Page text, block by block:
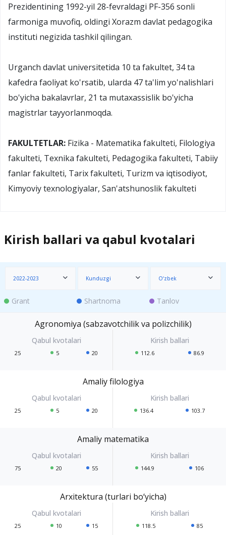
Prezidentining 1992-yil 28-fevraldagi PF-356 sonli
farmoniga muvofiq, oldingi Xorazm davlat pedagogika
instituti negizida tashkil qilingan.
Urganch davlat universitetida 10 ta fakultet, 34 ta
kafedra faoliyat ko'rsatib, ularda 47 ta'lim yo'nalishlari
bo'yicha bakalavrlar, 21 ta mutaxassislik bo'yicha
magistrlar tayyorlanmoqda.
FAKULTETLAR: Fizika - Matematika fakulteti, Filologiya
fakulteti, Texnika fakulteti, Pedagogika fakulteti, Tabiiy
fanlar fakulteti, Tarix fakulteti, Turizm va iqtisodiyot,
Kimyoviy texnologiyalar, San'atshunoslik fakulteti
Kirish ballari va qabul kvotalari
2022-2023 Kunduzgi O‘zbek
Grant Shartnoma Tanlov
Agronomiya (sabzavotchilik va polizchilik)
25 5 20 112.6 86.9
Amaliy filologiya
25 5 20 136.4 103.7
Amaliy matematika
75 20 55 144.9 106
Arxitektura (turlari bo‘yicha)
25 10 15 118.5 85